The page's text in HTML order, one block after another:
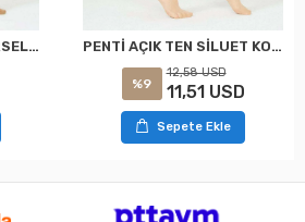
PENTİ TEN SİLUET KORSELİ KÜLOTLU ÇORAP XXL PENTİ AÇIK TEN SİLUET KORSELİ KÜLOTLU ÇORAP XXL
%9
12,58 USD
11,51 USD
Sepete Ekle